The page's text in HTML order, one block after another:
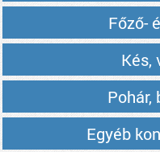
Főző-
Kés,
Pohár,
Egyéb